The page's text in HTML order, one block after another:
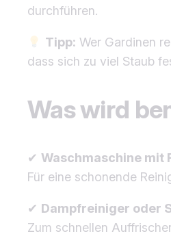
durchführen.
Tipp: Wer Gardinen
dass sich zu viel Staub
Was wird
✔ Waschmaschine mit
Für eine schonende
✔ Dampfreiniger oder
Zum schnellen